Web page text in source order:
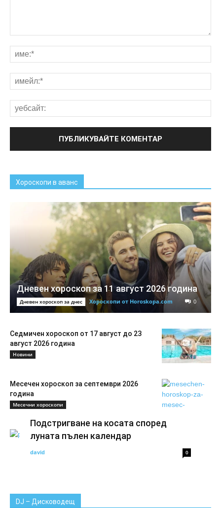
Хороскопи в аванс
Дневен хороскоп за 11 август 2026 година
Дневен хороскоп за днес Хороскопи от Horoskopa.com 0
Седмичен хороскоп от 17 август до 23
август 2026 година
Новини
Месечен хороскоп за септември 2026
година
Месечни хороскопи
Подстригване на косата според
луната пълен календар
david 0
DJ – Дисководещ